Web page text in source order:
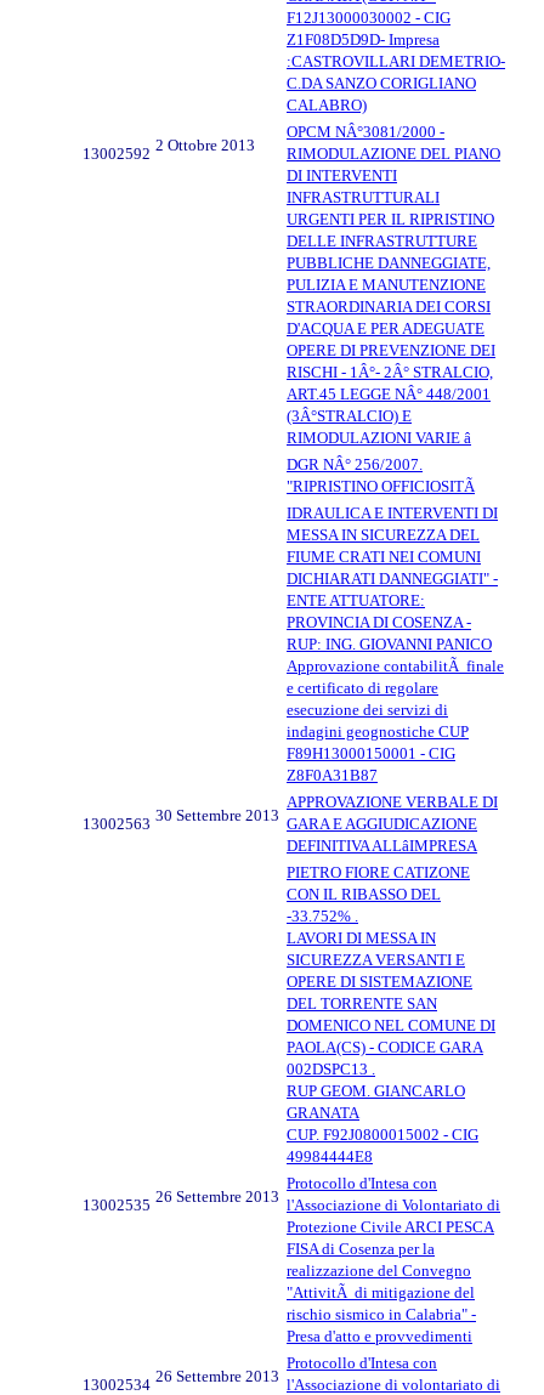
F12J13000030002 - CIG
Z1F08D5D9D- Impresa
:CASTROVILLARI DEMETRIO-
C.DA SANZO CORIGLIANO
CALABRO)
13002592 2 Ottobre 2013
OPCM NÂ°3081/2000 -
RIMODULAZIONE DEL PIANO
DI INTERVENTI
INFRASTRUTTURALI
URGENTI PER IL RIPRISTINO
DELLE INFRASTRUTTURE
PUBBLICHE DANNEGGIATE,
PULIZIA E MANUTENZIONE
STRAORDINARIA DEI CORSI
D'ACQUA E PER ADEGUATE
OPERE DI PREVENZIONE DEI
RISCHI - 1Â°- 2Â° STRALCIO,
ART.45 LEGGE NÂ° 448/2001
(3Â°STRALCIO) E
RIMODULAZIONI VARIE â
DGR NÂ° 256/2007.
"RIPRISTINO OFFICIOSITÃ
IDRAULICA E INTERVENTI DI
MESSA IN SICUREZZA DEL
FIUME CRATI NEI COMUNI
DICHIARATI DANNEGGIATI" -
ENTE ATTUATORE:
PROVINCIA DI COSENZA -
RUP: ING. GIOVANNI PANICO
Approvazione contabilitÃ finale
e certificato di regolare
esecuzione dei servizi di
indagini geognostiche CUP
F89H13000150001 - CIG
Z8F0A31B87
13002563 30 Settembre 2013
APPROVAZIONE VERBALE DI
GARA E AGGIUDICAZIONE
DEFINITIVA ALLâIMPRESA
PIETRO FIORE CATIZONE
CON IL RIBASSO DEL
-33.752% .
LAVORI DI MESSA IN
SICUREZZA VERSANTI E
OPERE DI SISTEMAZIONE
DEL TORRENTE SAN
DOMENICO NEL COMUNE DI
PAOLA(CS) - CODICE GARA
002DSPC13 .
RUP GEOM. GIANCARLO
GRANATA
CUP. F92J0800015002 - CIG
49984444E8
13002535 26 Settembre 2013
Protocollo d'Intesa con
l'Associazione di Volontariato di
Protezione Civile ARCI PESCA
FISA di Cosenza per la
realizzazione del Convegno
"AttivitÃ di mitigazione del
rischio sismico in Calabria" -
Presa d'atto e provvedimenti
13002534 26 Settembre 2013
Protocollo d'Intesa con
l'Associazione di volontariato di